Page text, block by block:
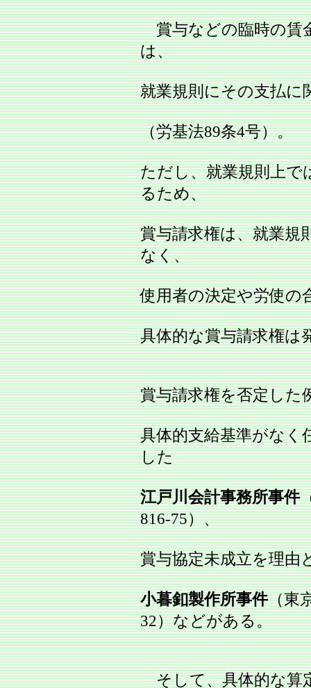
賞与などの臨時の賃
は、
就業規則にその支払に
（労基法89条4号）。
ただし、就業規則上で
るため、
賞与請求権は、就業規
なく、
使用者の決定や労使の
具体的な賞与請求権は
賞与請求権を否定した
具体的支給基準がなく
した
江戸川会計事務所事件
816‐75）、
賞与協定未成立を理由
小暮釦製作所事件（東
32）などがある。
そして、具体的な算